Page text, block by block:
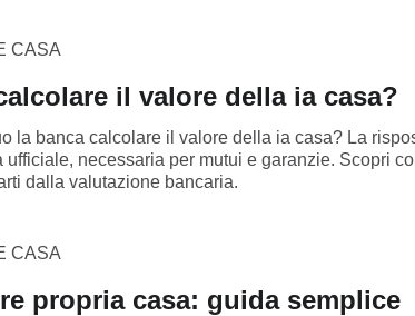
CASA
il valore della ia casa?
la banca calcolare il valore della ia casa? La
ufficiale, necessaria per mutui e garanzie. Scopri
dalla valutazione bancaria.
CASA
propria casa: guida semplice